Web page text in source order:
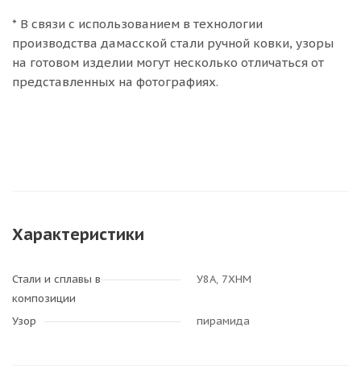
* В связи с использованием в технологии
производства дамасской стали ручной ковки, узоры
на готовом изделии могут несколько отличаться от
представленных на фотографиях.
Характеристики
Стали и сплавы в
композиции
У8А, 7ХНМ
Узор пирамида